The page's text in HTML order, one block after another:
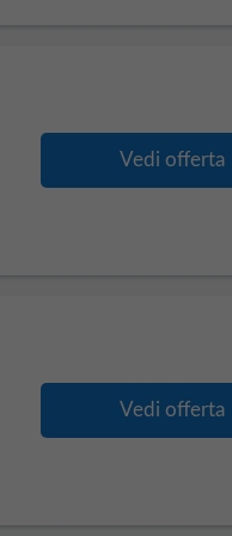
Vedi offerta
Vedi offerta